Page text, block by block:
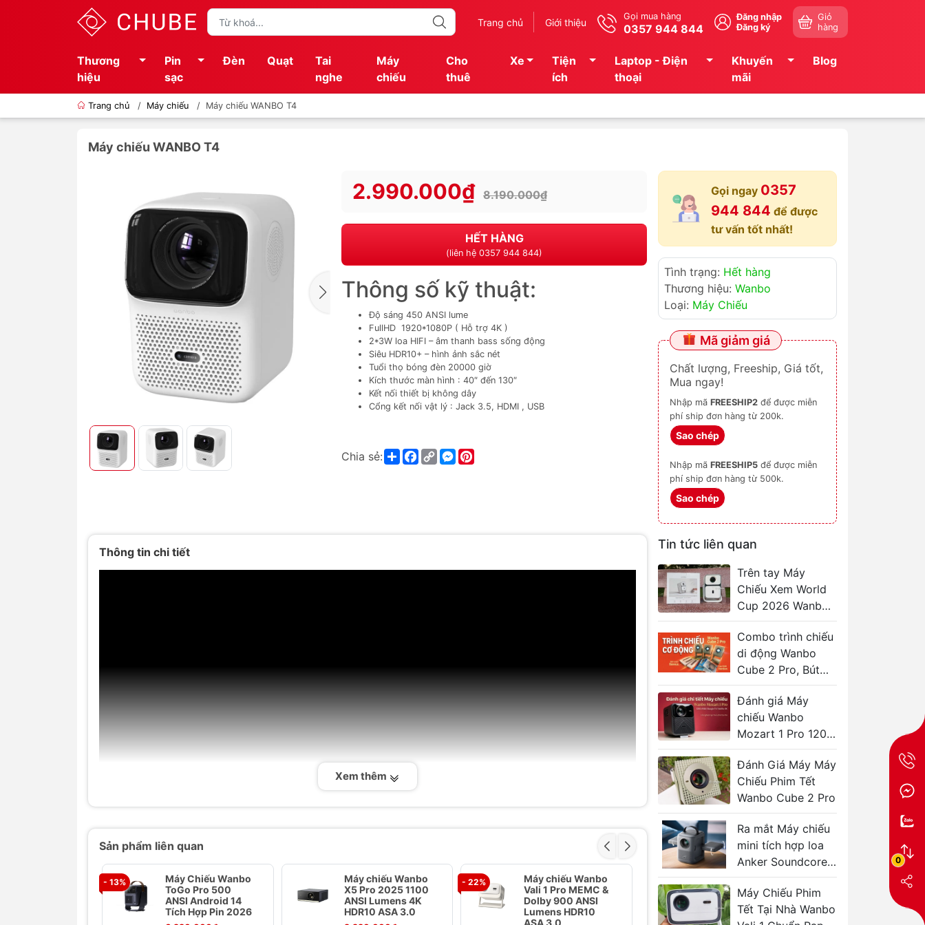
Trang chủ Giới thiệu Gọi mua hàng
0357 944 844
Đăng nhập
Đăng ký
Giỏ
hàng
Thương
hiệu
Pin
sạc
Đèn Quạt
Tai
nghe
Máy
chiếu
Cho
thuê
Xe
Tiện
ích
Laptop - Điện
thoại
Khuyến
mãi
Blog
Trang chủ / Máy chiếu / Máy chiếu WANBO T4
Máy chiếu WANBO T4
2.990.000₫ 8.190.000₫
HẾT HÀNG
(liên hệ 0357 944 844)
Thông số kỹ thuật:
Độ sáng 450 ANSI lume
FullHD 1920*1080P ( Hỗ trợ 4K )
2*3W loa HIFI – âm thanh bass sống động
Siêu HDR10+ – hình ảnh sắc nét
Tuổi thọ bóng đèn 20000 giờ
Kích thước màn hình : 40″ đến 130″
Kết nối thiết bị không dây
Cổng kết nối vật lý : Jack 3.5, HDMI , USB
0
Chia sẻ: ShareFacebook
Copy
Link
Messenger
Gọi ngay 0357
944 844 để được
tư vấn tốt nhất!
Tình trạng: Hết hàng
Thương hiệu: Wanbo
Loại: Máy Chiếu
Mã giảm giá
Chất lượng, Freeship, Giá tốt,
Mua ngay!
Nhập mã FREESHIP2
phí ship đơn hàng từ 200k.
Sao chép
Nhập mã FREESHIP5
phí ship đơn hàng từ 500k.
Sao chép
Tin tức liên quan
Trên tay Máy
Chiếu Xem World
Cup 2026 Wanbo
T2 Ultra Android
TV
Combo trình chiếu
di động Wanbo
Cube 2 Pro, Bút
trình chiếu Baseus
Đánh giá Máy
chiếu Wanbo
Mozart 1 Pro 1200
ANSI, Google TV,
Netflix 4K
Đánh Giá Máy Máy
Chiếu Phim Tết
Wanbo Cube 2 Pro
Ra mắt Máy chiếu
mini tích hợp loa
Anker Soundcore
Nebula P1i
Máy Chiếu Phim
Tết Tại Nhà Wanbo
Thông tin chi tiết
Xem thêm
Sản phẩm liên quan
- 13%
Máy Chiếu Wanbo
ToGo Pro 500
ANSI Android 14
Tích Hợp Pin 2026
Máy chiếu Wanbo
X5 Pro 2025 1100
ANSI Lumens 4K
HDR10 ASA 3.0
- 22%
Máy chiếu Wanbo
Vali 1 Pro MEMC &
Dolby 900 ANSI
Lumens HDR10
ASA 3.0
- 44%
Máy chiếu
Android TV
Wanbo Cube 1
chân đế 360
Máy
Cube 2
6.000.000₫